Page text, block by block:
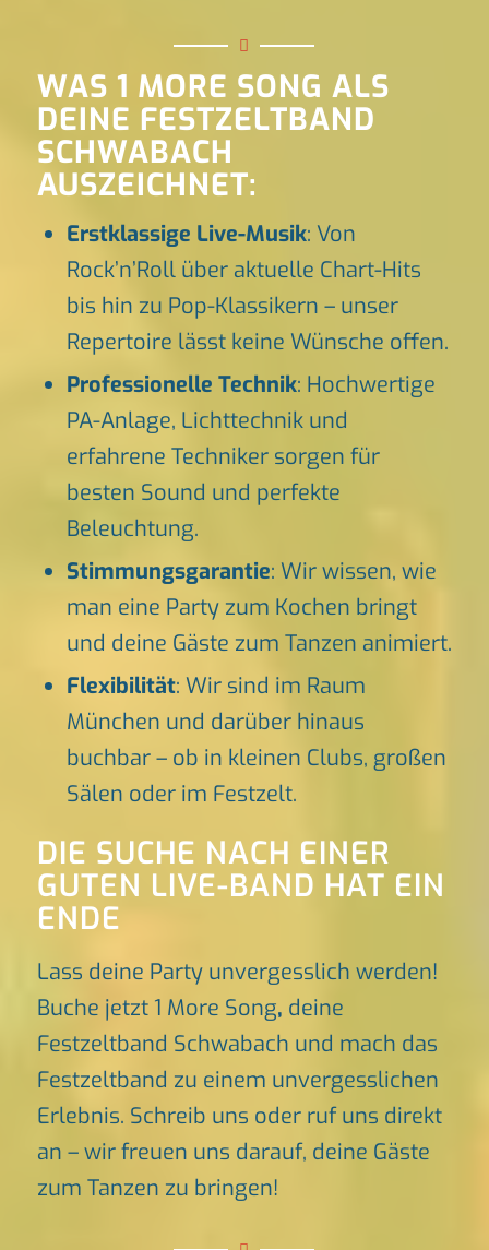
WAS 1 MORE SONG ALS
DEINE FESTZELTBAND
SCHWABACH
AUSZEICHNET:
Erstklassige Live-Musik: Von
Rock’n’Roll über aktuelle Chart-Hits
bis hin zu Pop-Klassikern – unser
Repertoire lässt keine Wünsche offen.
Professionelle Technik: Hochwertige
PA-Anlage, Lichttechnik und
erfahrene Techniker sorgen für
besten Sound und perfekte
Beleuchtung.
Stimmungsgarantie: Wir wissen, wie
man eine Party zum Kochen bringt
und deine Gäste zum Tanzen animiert.
Flexibilität: Wir sind im Raum
München und darüber hinaus
buchbar – ob in kleinen Clubs, großen
Sälen oder im Festzelt.
DIE SUCHE NACH EINER
GUTEN LIVE-BAND HAT EIN
ENDE
Lass deine Party unvergesslich werden!
Buche jetzt 1 More Song, deine
Festzeltband Schwabach und mach das
Festzeltband zu einem unvergesslichen
Erlebnis. Schreib uns oder ruf uns direkt
an – wir freuen uns darauf, deine Gäste
zum Tanzen zu bringen!